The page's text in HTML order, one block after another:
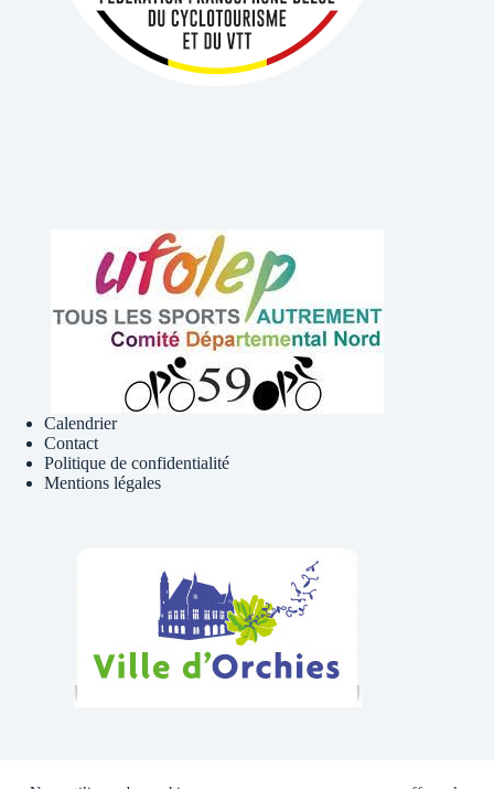
Calendrier
Contact
Politique de confidentialité
Mentions légales